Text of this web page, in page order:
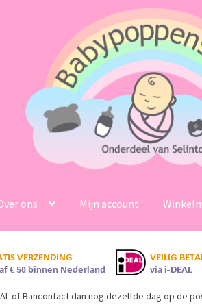
ons Mijn account
of Bancontact dan nog dezelfde dag op de